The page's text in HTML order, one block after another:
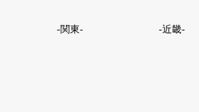
-関東- -近畿-